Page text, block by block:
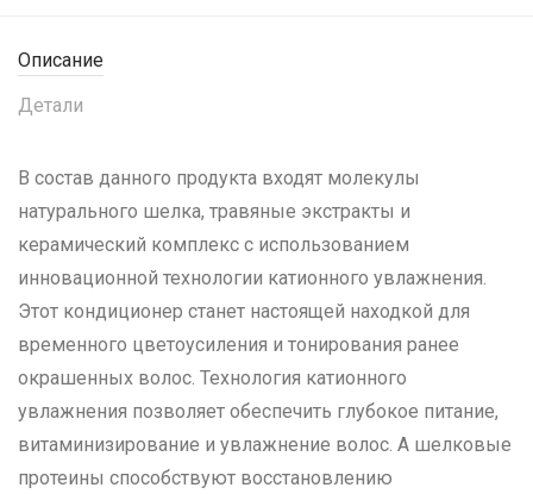
Описание
Детали
В состав данного продукта входят молекулы
натурального шелка, травяные экстракты и
керамический комплекс с использованием
инновационной технологии катионного увлажнения.
Этот кондиционер станет настоящей находкой для
временного цветоусиления и тонирования ранее
окрашенных волос. Технология катионного
увлажнения позволяет обеспечить глубокое питание,
витаминизирование и увлажнение волос. А шелковые
протеины способствуют восстановлению